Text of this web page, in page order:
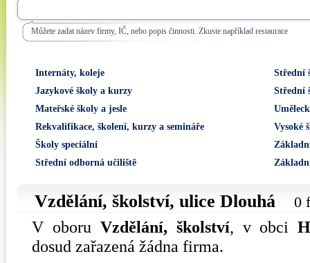
Můžete zadat název firmy, IČ, nebo popis činnosti. Zkuste například restaurace
Internáty, koleje
Jazykové školy a kurzy
Mateřské školy a jesle
Rekvalifikace, školení, kurzy a semináře
Školy speciální
Střední odborná učiliště
Střední
Střední
Vysoké
Vzdělání, školství, ulice Dlouhá 0
V oboru Vzdělání, školství, v obci
dosud zařazená žádna firma.